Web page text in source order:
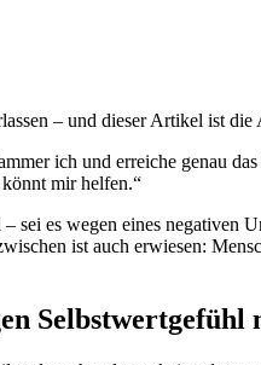
– und dieser Artikel ist
ich und erreiche genau
mir helfen.“
sei es wegen eines
ist auch erwiesen:
Selbstwertgefühl